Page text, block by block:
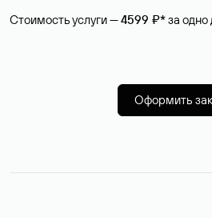
Стоимость услуги —4599 ₽*за
Оформить